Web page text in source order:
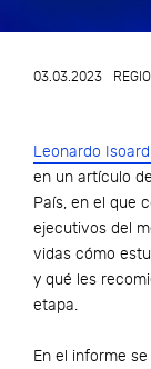
03.03.2023
Leonardo
en un artículo
País, en el que
ejecutivos del
vidas cómo
y qué les
etapa.
En el informe